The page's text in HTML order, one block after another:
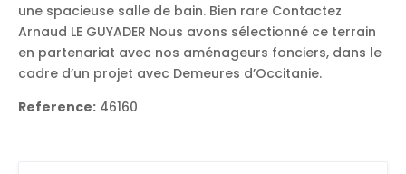
une spacieuse salle de bain. Bien rare Contactez
Arnaud LE GUYADER Nous avons sélectionné ce terrain
en partenariat avec nos aménageurs fonciers, dans le
cadre d’un projet avec Demeures d’Occitanie.
Reference: 46160